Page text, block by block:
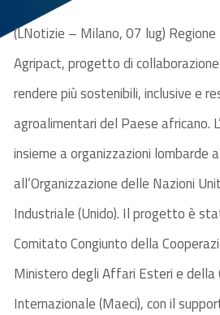
(LNotizie – Milano, 07 lug) Regione
Agripact, progetto di
rendere più sostenibili, inclusive e
agroalimentari del Paese africano.
insieme a organizzazioni lombarde
all’Organizzazione delle Nazioni
Industriale (Unido). Il progetto è
Comitato Congiunto della
Ministero degli Affari Esteri e della
Internazionale (Maeci), con il